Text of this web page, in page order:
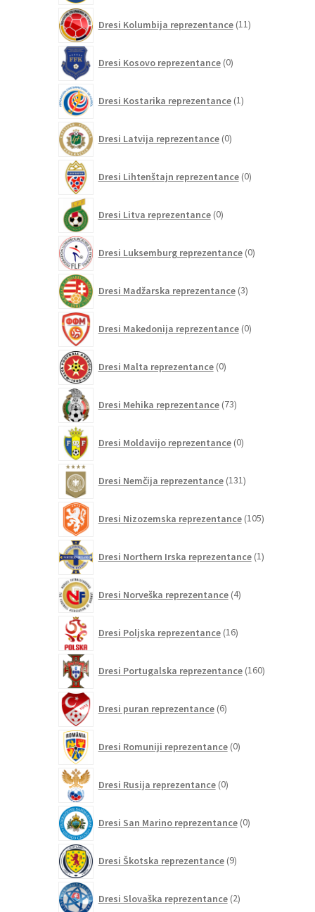
Dresi Kolumbija reprezentance 11izdelkov
Dresi Kosovo reprezentance 0izdelkov
Dresi Kostarika reprezentance 1izdelek
Dresi Latvija reprezentance 0izdelkov
Dresi Lihtenštajn reprezentance 0izdelkov
Dresi Litva reprezentance 0izdelkov
Dresi Luksemburg reprezentance 0izdelkov
Dresi Madžarska reprezentance 3izdelki
Dresi Makedonija reprezentance 0izdelkov
Dresi Malta reprezentance 0izdelkov
Dresi Mehika reprezentance 73izdelkov
Dresi Moldavijo reprezentance 0izdelkov
Dresi Nemčija reprezentance 131izdelkov
Dresi Nizozemska reprezentance 105izdelkov
Dresi Northern Irska reprezentance 1izdelek
Dresi Norveška reprezentance 4izdelki
Dresi Poljska reprezentance 16izdelkov
Dresi Portugalska reprezentance 160izdelkov
Dresi puran reprezentance 6izdelkov
Dresi Romuniji reprezentance 0izdelkov
Dresi Rusija reprezentance 0izdelkov
Dresi San Marino reprezentance 0izdelkov
Dresi Škotska reprezentance 9izdelkov
Dresi Slovaška reprezentance 2izdelka